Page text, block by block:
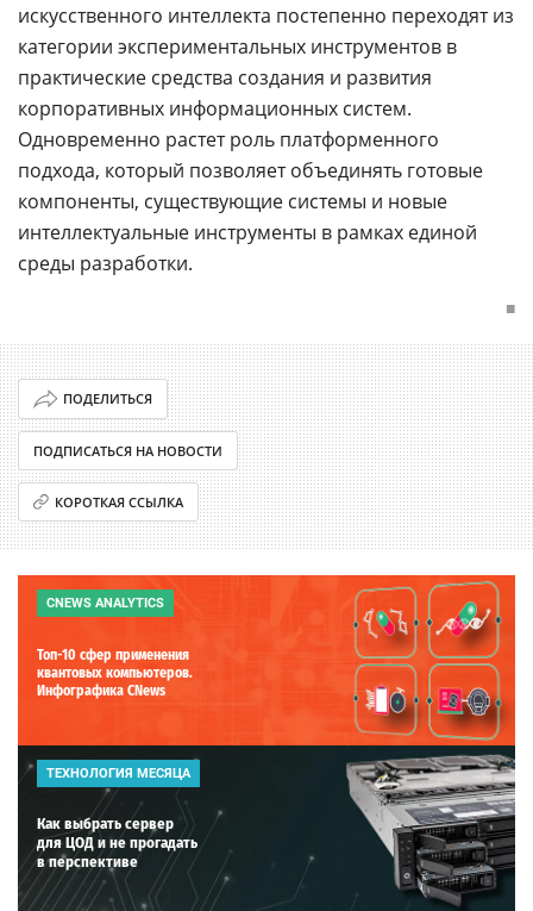
искусственного интеллекта постепенно переходят из
категории экспериментальных инструментов в
практические средства создания и развития
корпоративных информационных систем.
Одновременно растет роль платформенного
подхода, который позволяет объединять готовые
компоненты, существующие системы и новые
интеллектуальные инструменты в рамках единой
среды разработки.
■
ПОДЕЛИТЬСЯ
ПОДПИСАТЬСЯ НА НОВОСТИ
КОРОТКАЯ ССЫЛКА
CNEWS ANALYTICS
Топ-10 сфер применения
квантовых компьютеров.
Инфографика CNews
ТЕХНОЛОГИЯ МЕСЯЦА
Как выбрать сервер
для ЦОД и не прогадать
в перспективе